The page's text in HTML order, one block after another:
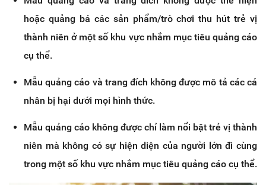
hoặc quảng bá các sản phẩm/trò chơi thu hút trẻ vị
thành niên ở một số khu vực nhắm mục tiêu quảng cáo
cụ thể.
Mẫu quảng cáo và trang đích không được mô tả các cá
nhân bị hại dưới mọi hình thức.
Mẫu quảng cáo không được chỉ làm nổi bật trẻ vị thành
niên mà không có sự hiện diện của người lớn đi cùng
trong một số khu vực nhắm mục tiêu quảng cáo cụ thể.